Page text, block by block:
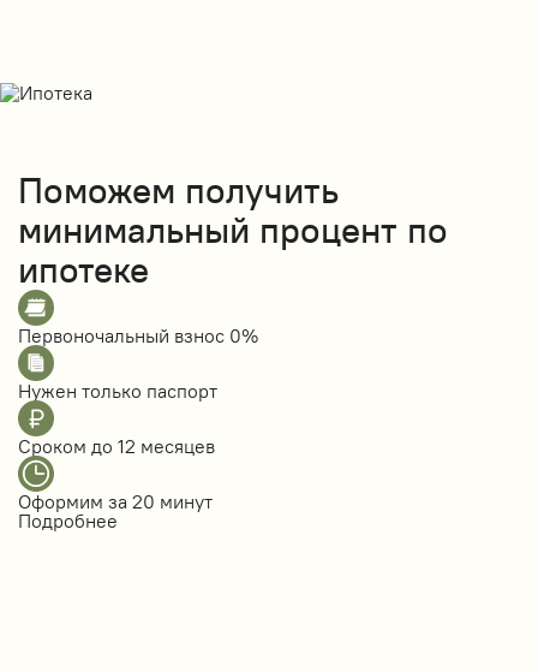
Поможем получить
минимальный процент по
ипотеке
Первоночальный взнос 0%
Нужен только паспорт
Сроком до 12 месяцев
Оформим за 20 минут
Подробнее